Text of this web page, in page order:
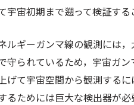
宇宙初期まで遡って検証する
ルギーガンマ線の観測には
守られているため，宇宙ガ
げて宇宙空間から観測する
るためには巨大な検出器が